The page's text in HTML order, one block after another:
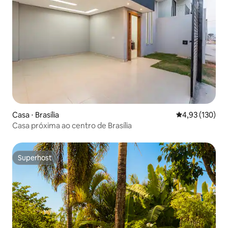
Casa ⋅ Brasília 4,93 de uma
4,93 (130)
Casa próxima ao centro de Brasília
Superhost
Superhost